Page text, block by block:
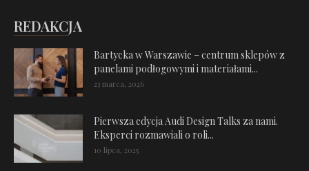
REDAKCJA
Bartycka w Warszawie – centrum sklepów z
panelami podłogowymi i materiałami...
23 marca, 2026
Pierwsza edycja Audi Design Talks za nami.
Eksperci rozmawiali o roli...
10 lipca, 2025